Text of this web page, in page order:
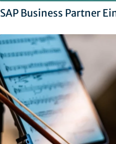
SAP Business Partner